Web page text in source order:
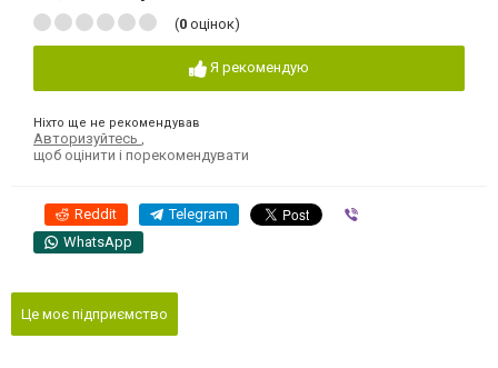
(0 оцінок)
Я рекомендую
Ніхто ще не рекомендував
Авторизуйтесь
щоб оцінити і порекомендувати
Reddit Telegram
WhatsApp
Це моє підприємство